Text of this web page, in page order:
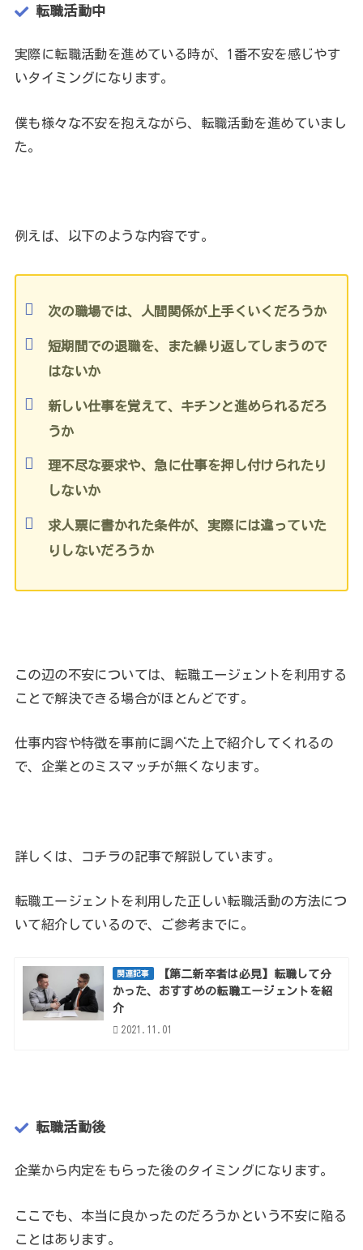
転職活動中
実際に転職活動を進めている時が、1番不安を感じやす
いタイミングになります。
僕も様々な不安を抱えながら、転職活動を進めていまし
た。
例えば、以下のような内容です。
次の職場では、人間関係が上手くいくだろうか
短期間での退職を、また繰り返してしまうので
はないか
新しい仕事を覚えて、キチンと進められるだろ
うか
理不尽な要求や、急に仕事を押し付けられたり
しないか
求人票に書かれた条件が、実際には違っていた
りしないだろうか
この辺の不安については、転職エージェントを利用する
ことで解決できる場合がほとんどです。
仕事内容や特徴を事前に調べた上で紹介してくれるの
で、企業とのミスマッチが無くなります。
詳しくは、コチラの記事で解説しています。
転職エージェントを利用した正しい転職活動の方法につ
いて紹介しているので、ご参考までに。
関連記事
【第二新卒者は必見】転職して分
かった、おすすめの転職エージェントを紹
介
2021.11.01
転職活動後
企業から内定をもらった後のタイミングになります。
ここでも、本当に良かったのだろうかという不安に陥る
ことはあります。